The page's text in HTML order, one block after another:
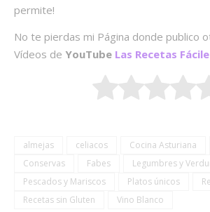
permite!
No te pierdas mi Página donde publico
Vídeos de YouTube Las Recetas
almejas celiacos Cocina Asturiana
Conservas
Fabes
Legumbres y
Pescados y Mariscos
Platos únicos
Recetas sin Gluten
Vino Blanco